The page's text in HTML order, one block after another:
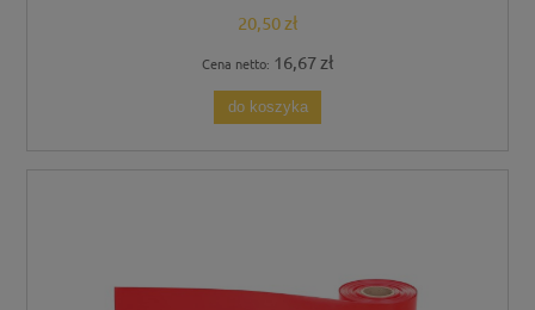
20,50 zł
Cena netto: 16,67 zł
do koszyka